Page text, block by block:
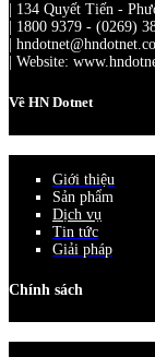
| 134 Quyết Tiến -
| 1800 9379 - (0269)
|
| Website:
Về HN Dotnet
Giới thiệu
Sản phẩm
Dịch vụ
Tin tức
Giải pháp
Chính sách